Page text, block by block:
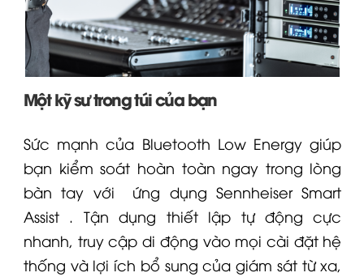
Một kỹ sư trong túi của bạn
Sức mạnh của Bluetooth Low Energy giúp
bạn kiểm soát hoàn toàn ngay trong lòng
bàn tay với ứng dụng Sennheiser Smart
Assist. Tận dụng thiết lập tự động cực
nhanh, truy cập di động vào mọi cài đặt hệ
thống và lợi ích bổ sung của giám sát từ xa,